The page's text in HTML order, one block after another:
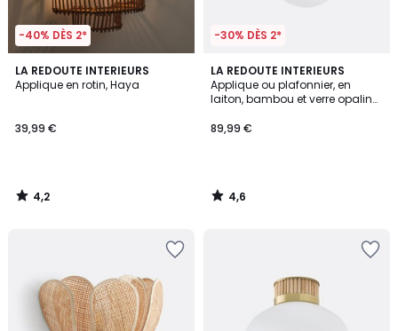
-40% DÈS 2*
LA REDOUTE INTERIEURS
Applique en rotin, Haya
39,99 €
4,2
/ 5
4,2
/
-30% DÈS 2*
LA REDOUTE INTERIEURS
Applique ou plafonnier, en
laiton, bambou et verre opaline,
89,99 €
4,6
/ 5
4,6
/